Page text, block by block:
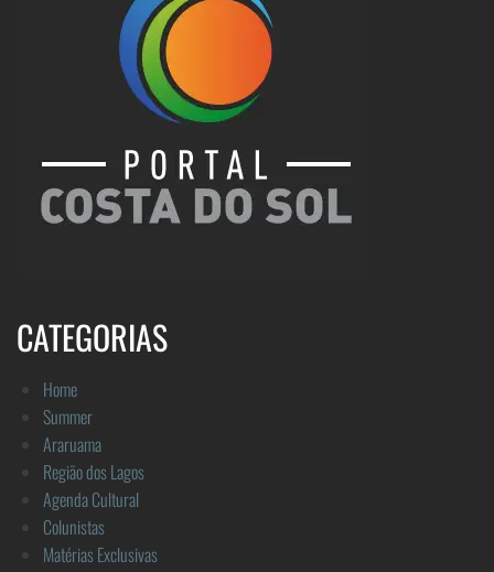
CATEGORIAS
Home
Summer
Araruama
Região dos Lagos
Agenda Cultural
Colunistas
Matérias Exclusivas